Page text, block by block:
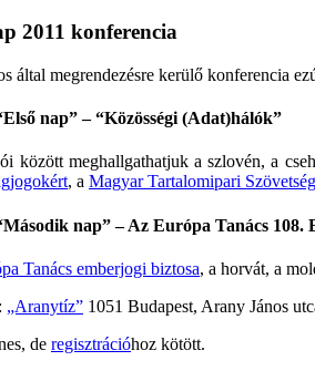
2011 konferencia
által megrendezésre kerülő konferencia
nap” – “Közösségi (Adat)hálók”
között meghallgathatjuk a szlovén, a
, a Magyar Tartalomipari Szövetség
nap” – Az Európa Tanács 108.
Tanács emberjogi biztosa, a horvát, a
„Aranytíz” 1051 Budapest, Arany János
de regisztrációhoz kötött.